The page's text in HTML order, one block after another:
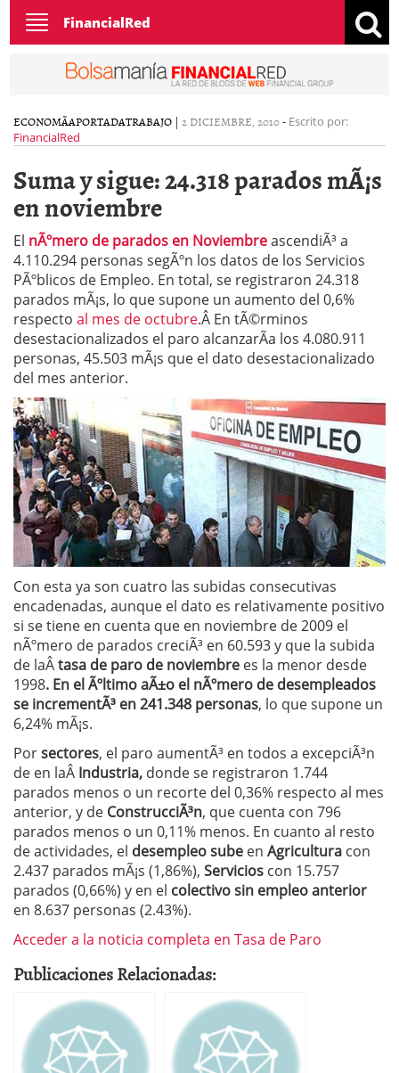
Toggle
navigation
FinancialRed
ECONOMÃ­APORTADATRABAJO | 2 DICIEMBRE, 2010- Escrito por:
FinancialRed
Suma y sigue: 24.318 parados mÃ¡s
en noviembre
El nÃºmero de parados en NoviembreascendiÃ³ a
4.110.294 personas segÃºn los datos de los Servicios
PÃºblicos de Empleo. En total, se registraron 24.318
parados mÃ¡s, lo que supone un aumento del 0,6%
respecto al mes de octubre.Â En tÃ©rminos
desestacionalizados el paro alcanzarÃ­a los 4.080.911
personas, 45.503 mÃ¡s que el dato desestacionalizado
del mes anterior.
Con esta ya son cuatro las subidas consecutivas
encadenadas, aunque el dato es relativamente positivo
si se tiene en cuenta que en noviembre de 2009 el
nÃºmero de parados creciÃ³ en 60.593 y que la subida
de laÂtasa de paro de noviembre es la menor desde
1998. En el Ãºltimo aÃ±o el nÃºmero de desempleados
se incrementÃ³ en 241.348 personas, lo que supone un
6,24% mÃ¡s.
Porsectores, el paro aumentÃ³ en todos a excepciÃ³n
de en laÂ Industria, donde se registraron 1.744
parados menos o un recorte del 0,36% respecto al mes
anterior, y de ConstrucciÃ³n, que cuenta con 796
parados menos o un 0,11% menos. En cuanto al resto
de actividades, el desempleo sube en Agricultura con
2.437 parados mÃ¡s (1,86%), Servicios con 15.757
parados (0,66%) y en el colectivo sin empleo anterior
en 8.637 personas (2.43%).
Acceder a la noticia completa en Tasa de Paro
Publicaciones Relacionadas: